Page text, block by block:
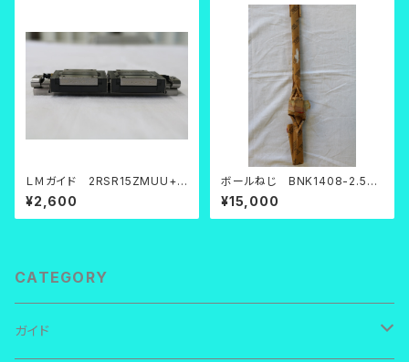
ＬＭガイド 2RSR15ZMUU+11
0LM
¥2,600
ボールねじ BNK1408-2.5RR
G0+571LC5
¥15,000
CATEGORY
ガイド